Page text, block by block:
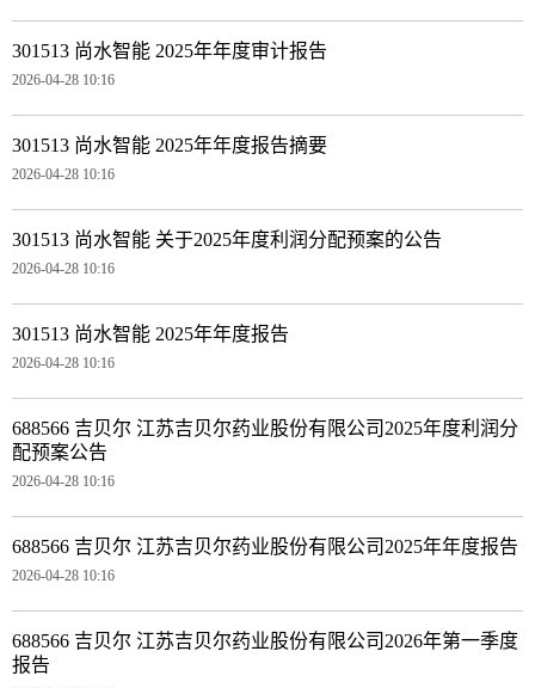
301513 尚水智能 2025年年度审计报告
2026-04-28 10:16
301513 尚水智能 2025年年度报告摘要
2026-04-28 10:16
301513 尚水智能 关于2025年度利润分配预案的公告
2026-04-28 10:16
301513 尚水智能 2025年年度报告
2026-04-28 10:16
688566 吉贝尔 江苏吉贝尔药业股份有限公司2025年度利润分
配预案公告
2026-04-28 10:16
688566 吉贝尔 江苏吉贝尔药业股份有限公司2025年年度报告
2026-04-28 10:16
688566 吉贝尔 江苏吉贝尔药业股份有限公司2026年第一季度
报告